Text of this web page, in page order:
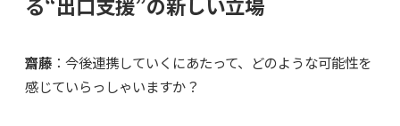
齋藤 ：今後連携していくにあたって、どのような可能性を
感じていらっしゃいますか？